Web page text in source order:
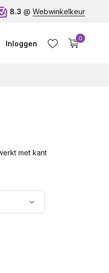
8.3 @ Webwinkelkeur
Inloggen
0
met kant